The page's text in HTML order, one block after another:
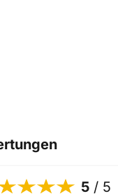
5 / 5